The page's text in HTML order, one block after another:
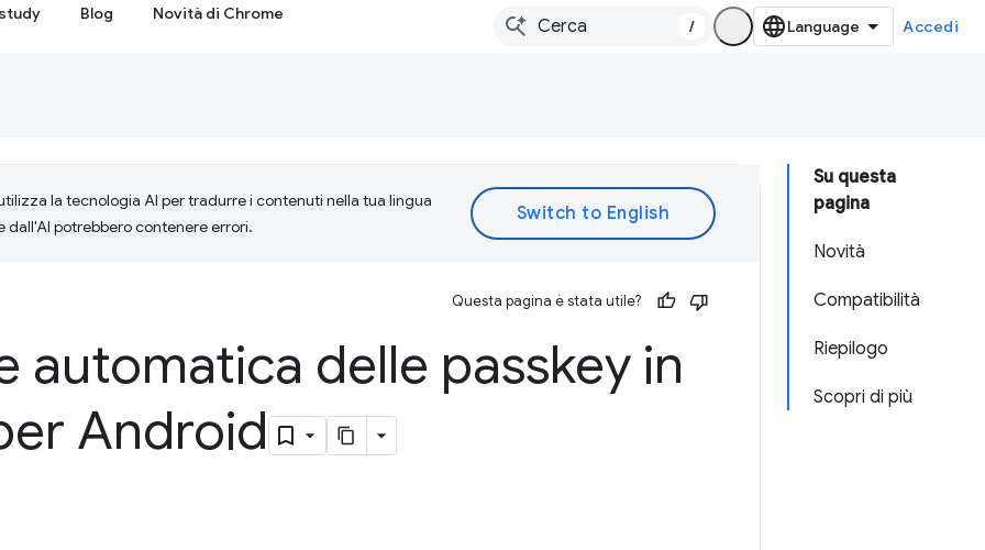
Blog Novità di Chrome
/ Accedi
Su questa
pagina
Novità
Compatibilità
Riepilogo
Scopri di più
la tecnologia AI per tradurre i contenuti nella tua lingua
potrebbero contenere errori.
Questa pagina è stata utile?
automatica delle passkey in
Android